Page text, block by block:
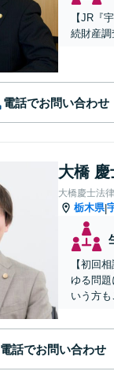
【JR『
続財産
電話でお問い合わせ
大橋 慶
大橋慶士法
栃木県|
【初回
ゆる問
いう方も
電話でお問い合わせ